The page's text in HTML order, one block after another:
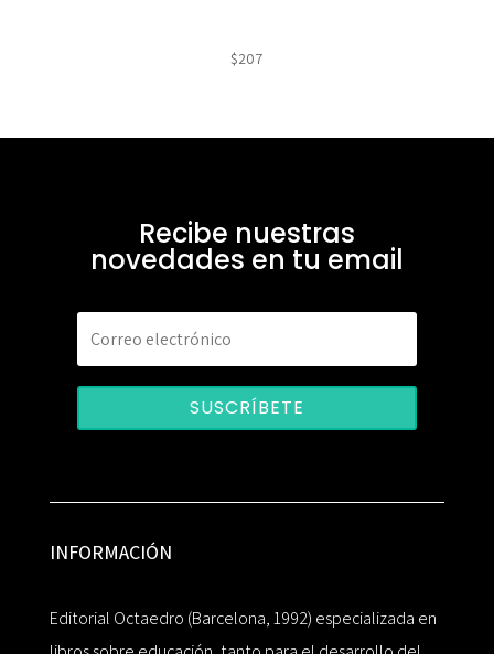
$207
Recibe nuestras
novedades en tu email
SUSCRÍBETE
INFORMACIÓN
Editorial Octaedro (Barcelona, 1992) especializada en